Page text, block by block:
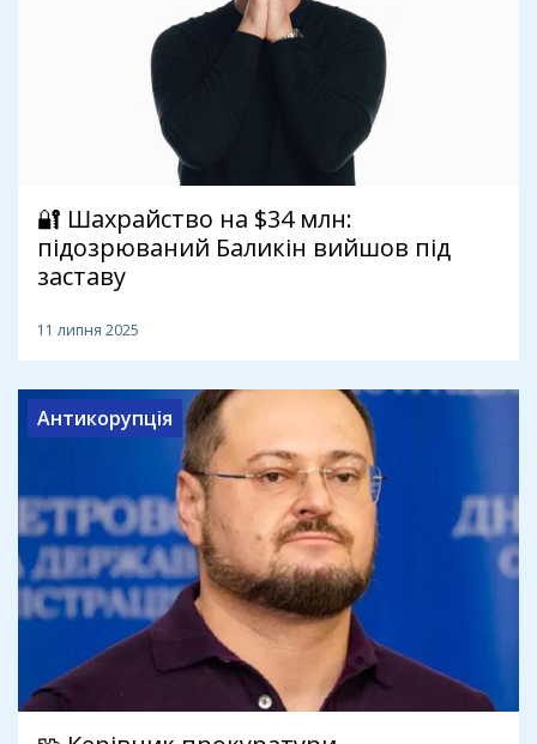
🔐 Шахрайство на $34 млн:
підозрюваний Баликін вийшов під
заставу
11 липня 2025
Антикорупція